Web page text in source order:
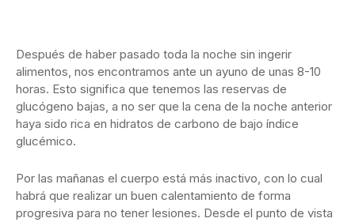
Después de haber pasado toda la noche sin ingerir
alimentos, nos encontramos ante un ayuno de unas 8-10
horas. Esto significa que tenemos las reservas de
glucógeno bajas, a no ser que la cena de la noche anterior
haya sido rica en hidratos de carbono de bajo índice
glucémico.
Por las mañanas el cuerpo está más inactivo, con lo cual
habrá que realizar un buen calentamiento de forma
progresiva para no tener lesiones. Desde el punto de vista